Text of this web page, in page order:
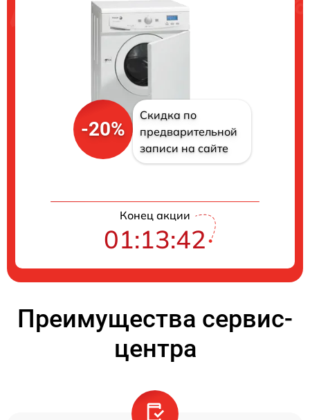
-20%
Скидка по
предварительной
записи на сайте
Конец акции
01:13:41
Преимущества сервис-
центра